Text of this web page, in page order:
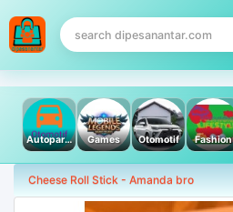
Autoparts Games Otomotif Fashion
Cheese Roll Stick - Amanda bro